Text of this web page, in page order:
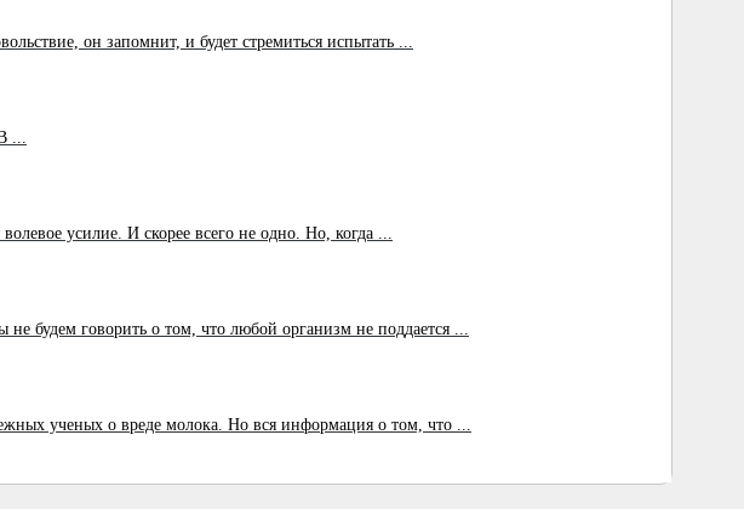
он запомнит, и будет стремиться испытать ...
...
усилие. И скорее всего не одно. Но, когда ...
будем говорить о том, что любой организм не поддается ...
ученых о вреде молока. Но вся информация о том, что ...